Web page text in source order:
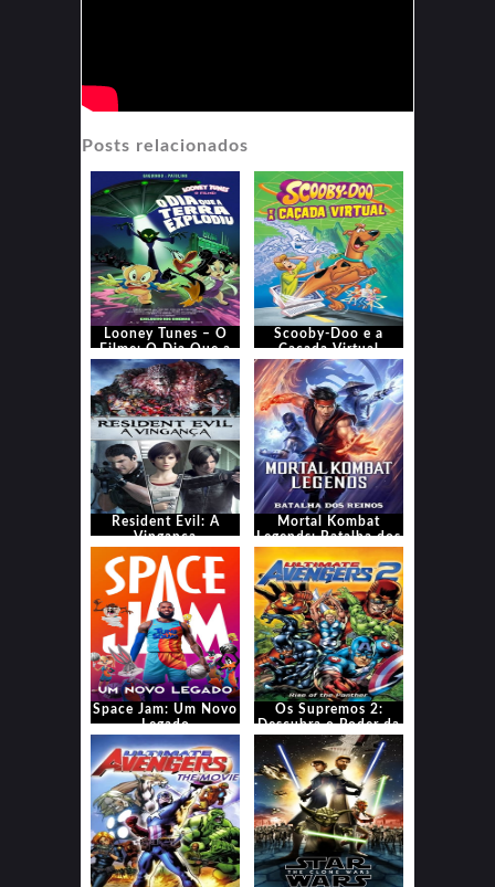
Posts relacionados
Looney Tunes – O
Filme: O Dia Que a
Terra Explodiu
Scooby-Doo e a
Caçada Virtual
Resident Evil: A
Vingança
Mortal Kombat
Legends: Batalha dos
Reinos
Space Jam: Um Novo
Legado
Os Supremos 2:
Descubra o Poder da
Pantera